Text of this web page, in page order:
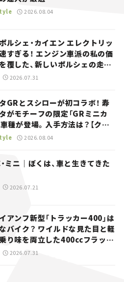
2026.08.04
ルシェ・カイエン エレクトリッ
すぎる！ エンジン車派の私の価
覆した、新しいポルシェの走
2026.07.31
GRとスシローが初コラボ！ 寿
がモチーフの限定「GRミニカ
種が登場。入手方法は？【クル
ビー】2026.08.04
ミニ｜ぼくは、車と生きてきた
2026.07.21
アンフ新型「トラッカー400」は
バイク？ ワイルドな見た目と軽
り味を両立した400ccフラット
カー【試乗レビュー】
2026.07.31